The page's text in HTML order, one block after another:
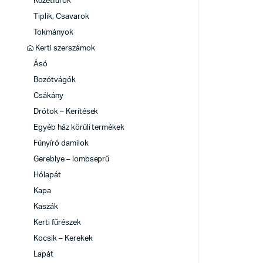
Tiplik, Csavarok
Tokmányok
Kerti szerszámok
Ásó
Bozótvágók
Csákány
Drótok – Kerítések
Egyéb ház körüli termékek
Fűnyíró damilok
Gereblye – lombseprű
Hólapát
Kapa
Kaszák
Kerti fűrészek
Kocsik – Kerekek
Lapát